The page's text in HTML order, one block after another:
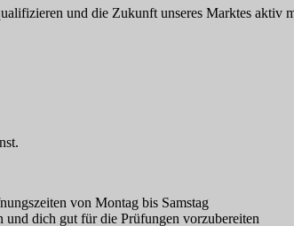
und die Zukunft unseres Marktes aktiv
von Montag bis Samstag
und dich gut für die Prüfungen vorzubereiten